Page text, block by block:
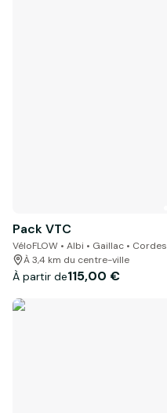
Pack VTC
VéloFLOW • Albi • Gaillac • Cordes
À 3,4 km du centre-ville
À partir de115,00 €